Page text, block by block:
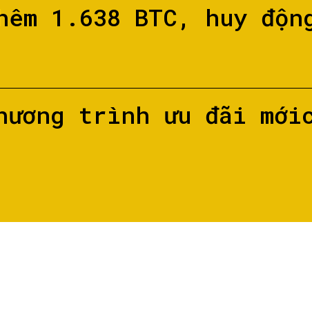
1.638 BTC, huy
trình ưu đãi